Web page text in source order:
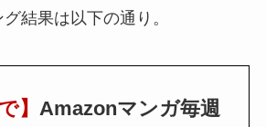
結果は以下の通り。
】 Amazonマンガ毎週